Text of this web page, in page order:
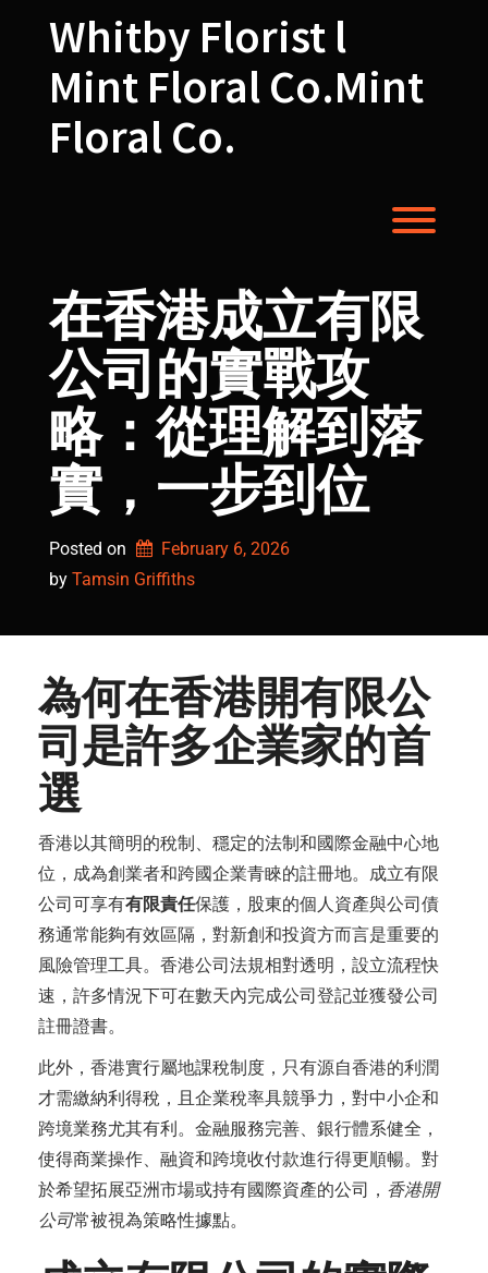
Whitby Florist l
Mint Floral Co.Mint
Floral Co.
在香港成立有限
公司的實戰攻
略：從理解到落
實，一步到位
Posted on
February 6, 2026
by Tamsin Griffiths
為何在香港開有限公
司 是許多企業家的首
選
香港以其簡明的稅制、穩定的法制和國際金融中心地
位，成為創業者和跨國企業青睞的註冊地。成立有限
公司可享有有限責任保護，股東的個人資產與公司債
務通常能夠有效區隔，對新創和投資方而言是重要的
風險管理工具。香港公司法規相對透明，設立流程快
速，許多情況下可在數天內完成公司登記並獲發公司
註冊證書。
此外，香港實行屬地課稅制度，只有源自香港的利潤
才需繳納利得稅，且企業稅率具競爭力，對中小企和
跨境業務尤其有利。金融服務完善、銀行體系健全，
使得商業操作、融資和跨境收付款進行得更順暢。對
於希望拓展亞洲市場或持有國際資產的公司， 香港開
公司常被視為策略性據點。